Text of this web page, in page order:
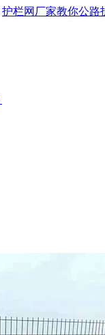
护栏网厂家教你公路